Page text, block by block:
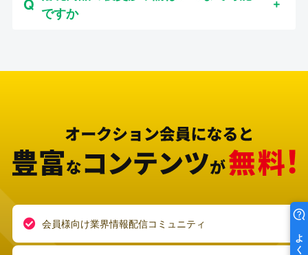
ですか
会員様向け業界情報配信コミュニティ